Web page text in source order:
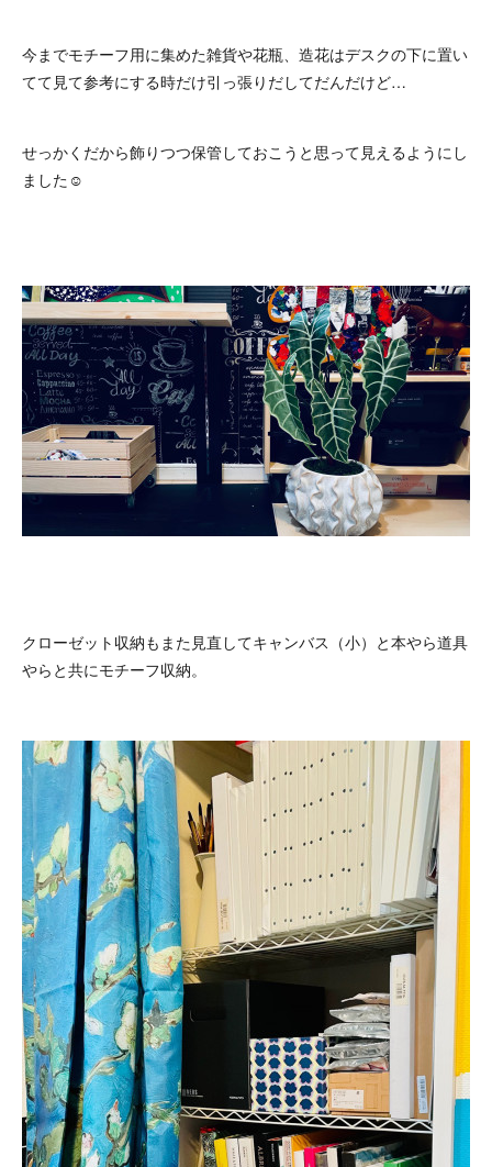
今までモチーフ用に集めた雑貨や花瓶、造花はデスクの下に置い
てて見て参考にする時だけ引っ張りだしてだんだけど…
せっかくだから飾りつつ保管しておこうと思って見えるようにし
ました☺️
クローゼット収納もまた見直してキャンバス（小）と本やら道具
やらと共にモチーフ収納。